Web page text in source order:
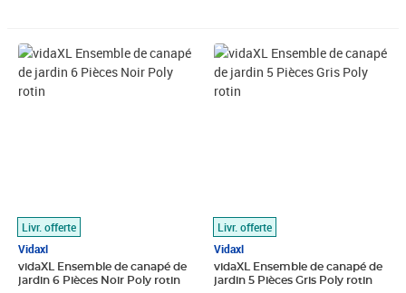
Livr. offerte
Vidaxl
vidaXL Ensemble de canapé de
jardin 6 Pièces Noir Poly rotin
Prix 369,08€ HT
Livr. offerte
Vidaxl
vidaXL Ensemble de canapé de
jardin 5 Pièces Gris Poly rotin
Prix 389,08€ HT